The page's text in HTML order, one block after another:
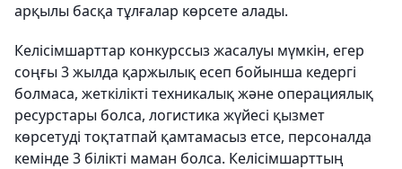
арқылы басқа тұлғалар көрсете алады.
Келісімшарттар конкурссыз жасалуы мүмкін, егер
соңғы 3 жылда қаржылық есеп бойынша кедергі
болмаса, жеткілікті техникалық және операциялық
ресурстары болса, логистика жүйесі қызмет
көрсетуді тоқтатпай қамтамасыз етсе, персоналда
кемінде 3 білікті маман болса. Келісімшарттың